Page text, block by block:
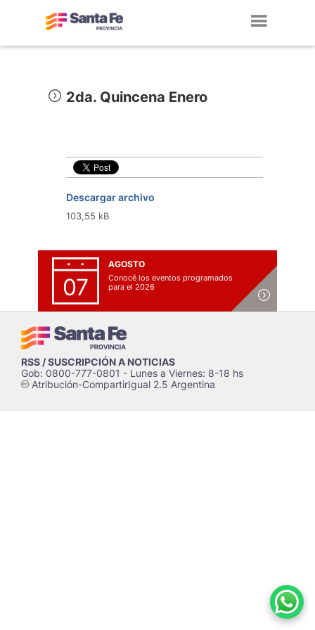
2da. Quincena Enero
Descargar archivo
103,55 kB
07
AGOSTO
Conocé los eventos programados
para el 2026
RSS / SUSCRIPCIÓN A NOTICIAS
Gob: 0800-777-0801 - Lunes a Viernes: 8-18 hs
cAtribución-CompartirIgual 2.5 Argentina